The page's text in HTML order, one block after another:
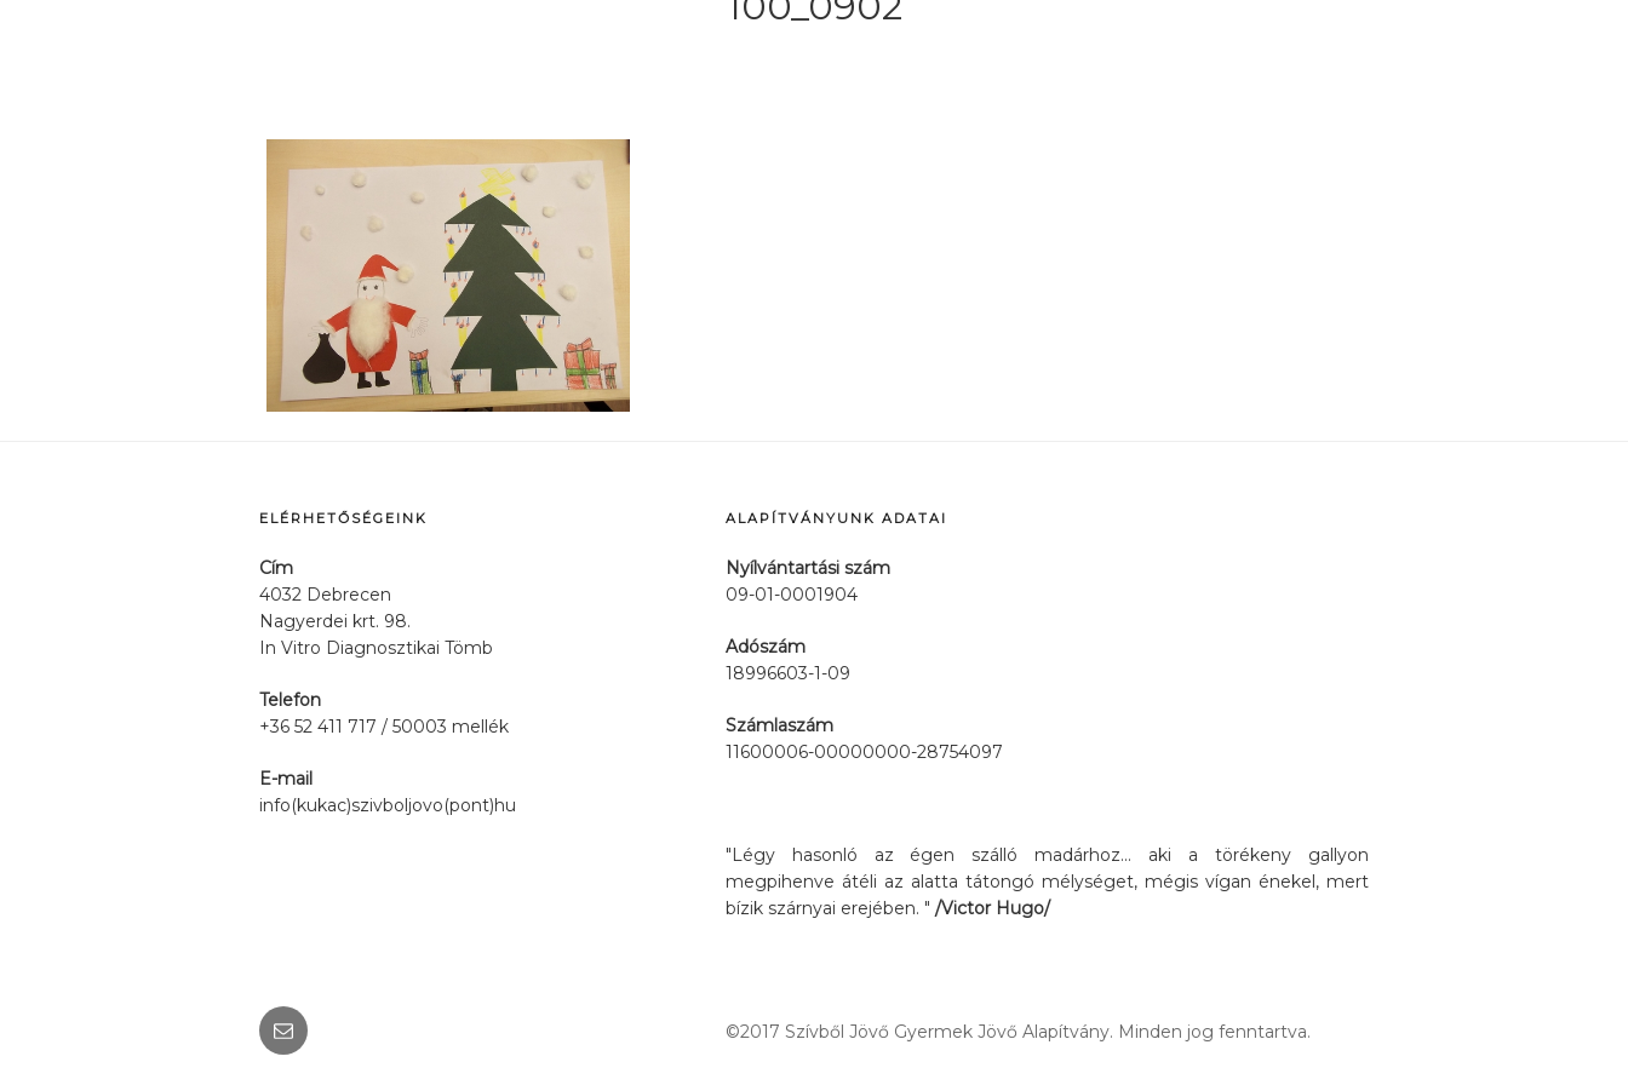
ELÉRHETŐSÉGEINK
Cím
4032 Debrecen
Nagyerdei krt. 98.
In Vitro Diagnosztikai Tömb
Telefon
+36 52 411 717 / 50003 mellék
E-mail
info(kukac)szivboljovo(pont)hu
ALAPÍTVÁNYUNK ADATAI
Nyílvántartási szám
09-01-0001904
Adószám
18996603-1-09
Számlaszám
11600006-00000000-28754097
"Légy hasonló az égen szálló madárhoz... aki a törékeny gallyon
megpihenve átéli az alatta tátongó mélységet, mégis vígan énekel, mert
bízik szárnyai erejében. " /Victor Hugo/
Email ©2017 Szívből Jövő Gyermek Jövő Alapítvány. Minden jog fenntartva.